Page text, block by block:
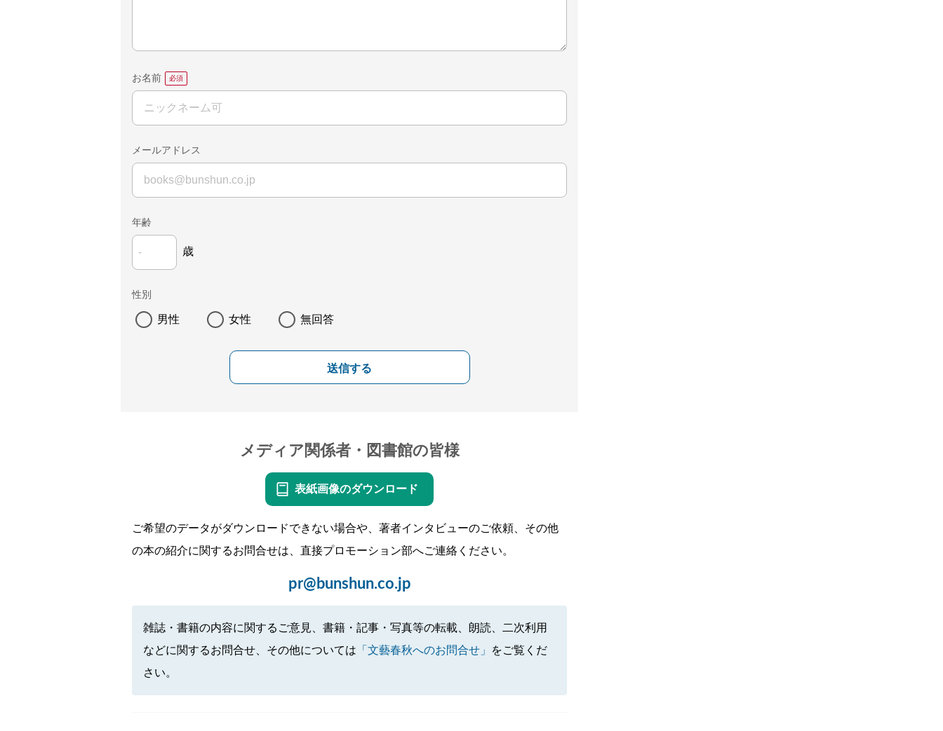
お名前
メールアドレス
年齢
歳
性別
男性 女性 無回答
送信する
メディア関係者・図書館の皆様
表紙画像のダウンロード
ご希望のデータがダウンロードできない場合や、著者インタビューのご依頼、その他
の本の紹介に関するお問合せは、直接プロモーション部へご連絡ください。
pr@bunshun.co.jp
雑誌・書籍の内容に関するご意見、書籍・記事・写真等の転載、朗読、二次利用
などに関するお問合せ、その他については 「文藝春秋へのお問合せ」
をご覧くだ
さい。